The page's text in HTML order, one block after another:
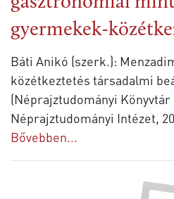
gyermekek-
Báti Anikó (szerk.):
közétkeztetés társadalmi
(Néprajztudományi Könyvtár
Bővebben...